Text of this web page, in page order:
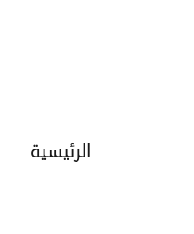
الرئيسية